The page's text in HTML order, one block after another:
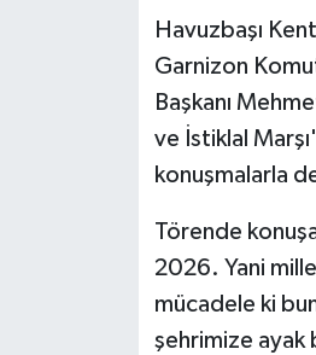
Havuzbaşı
Garnizon
Başkanı
ve İstiklal
konuşmalarla
Törende
2026. Yani
mücadele ki
şehrimize ayak
MAGAZİN
Otomobil